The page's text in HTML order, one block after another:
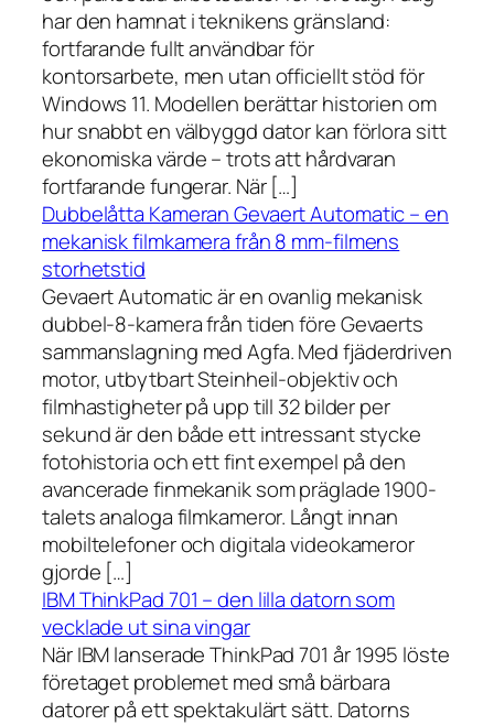
har den hamnat i teknikens gränsland:
fortfarande fullt användbar för
kontorsarbete, men utan officiellt stöd för
Windows 11. Modellen berättar historien om
hur snabbt en välbyggd dator kan förlora sitt
ekonomiska värde – trots att hårdvaran
fortfarande fungerar. När […]
Dubbelåtta Kameran Gevaert Automatic – en
mekanisk filmkamera från 8 mm-filmens
storhetstid
Gevaert Automatic är en ovanlig mekanisk
dubbel-8-kamera från tiden före Gevaerts
sammanslagning med Agfa. Med fjäderdriven
motor, utbytbart Steinheil-objektiv och
filmhastigheter på upp till 32 bilder per
sekund är den både ett intressant stycke
fotohistoria och ett fint exempel på den
avancerade finmekanik som präglade 1900-
talets analoga filmkameror. Långt innan
mobiltelefoner och digitala videokameror
gjorde […]
IBM ThinkPad 701 – den lilla datorn som
vecklade ut sina vingar
När IBM lanserade ThinkPad 701 år 1995 löste
företaget problemet med små bärbara
datorer på ett spektakulärt sätt. Datorns